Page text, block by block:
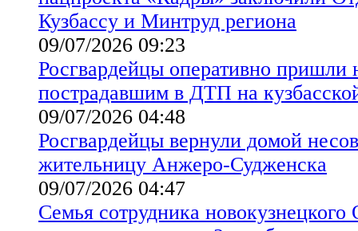
Кузбассу и Минтруд региона
09/07/2026 09:23
Росгвардейцы оперативно
пострадавшим в ДТП на
09/07/2026 04:48
Росгвардейцы вернули домой
жительницу Анжеро-Судженска
09/07/2026 04:47
Семья сотрудника